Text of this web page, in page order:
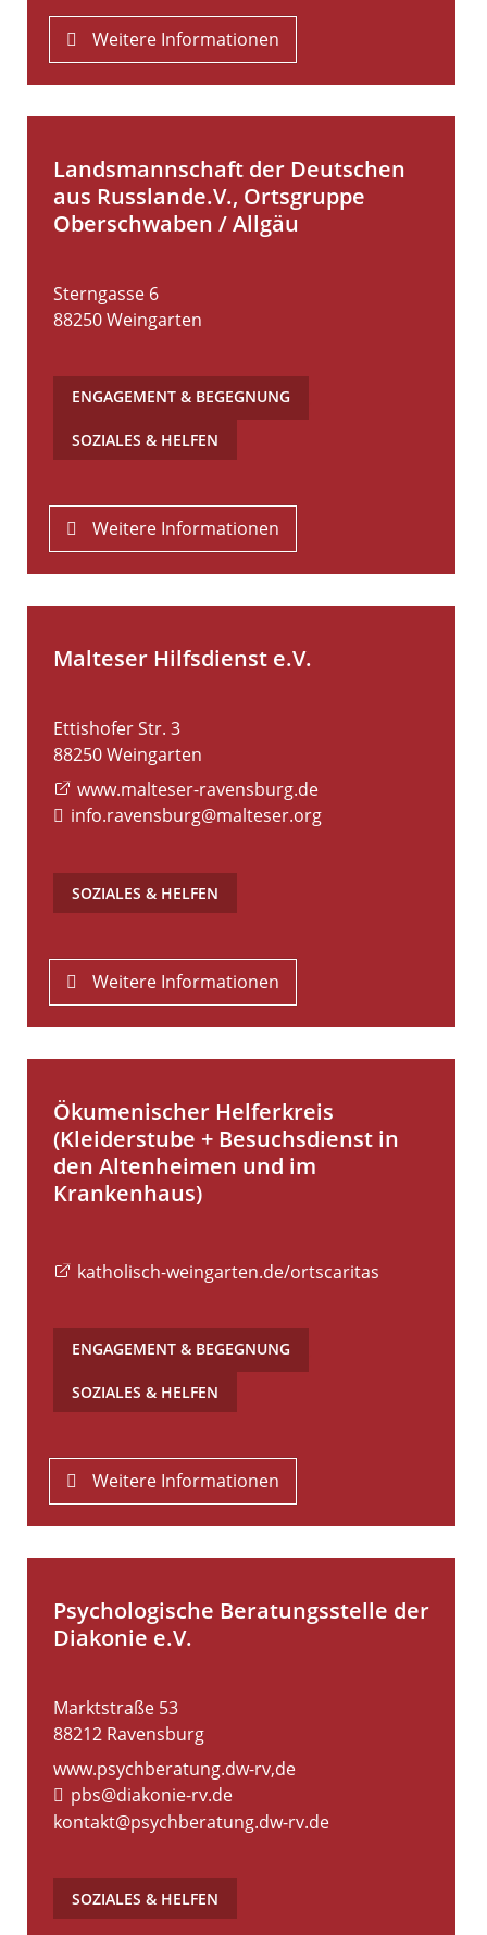
Weitere Informationen
Landsmannschaft der Deutschen
aus Russlande.V., Ortsgruppe
Oberschwaben / Allgäu
Sterngasse 6
88250Weingarten
ENGAGEMENT & BEGEGNUNG
SOZIALES & HELFEN
Weitere Informationen
Malteser Hilfsdienst e.V.
Ettishofer Str. 3
88250Weingarten
www.malteser-ravensburg.de
info.ravensburg@malteser.org
SOZIALES & HELFEN
Weitere Informationen
Ökumenischer Helferkreis
(Kleiderstube + Besuchsdienst in
den Altenheimen und im
Krankenhaus)
katholisch-weingarten.de/ortscaritas
ENGAGEMENT & BEGEGNUNG
SOZIALES & HELFEN
Weitere Informationen
Psychologische Beratungsstelle der
Diakonie e.V.
Marktstraße 53
88212 Ravensburg
www.psychberatung.dw-rv,de
pbs@diakonie-rv.de
kontakt@psychberatung.dw-rv.de
SOZIALES & HELFEN